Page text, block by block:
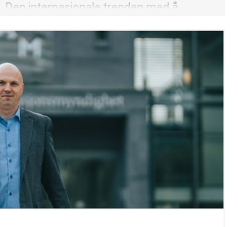
internasjonale trenden med å